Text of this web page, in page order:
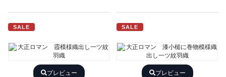
SALE
プレビュー
SALE
プレビュー